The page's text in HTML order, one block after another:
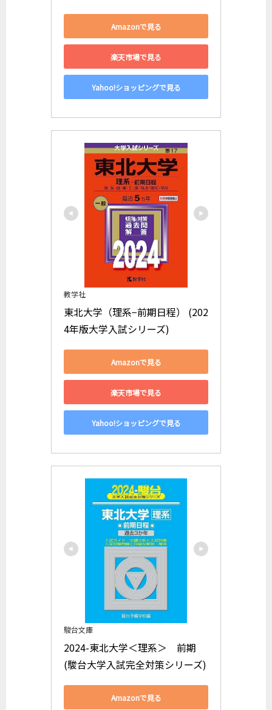
Amazonで見る
楽天市場で見る
Yahoo!ショッピングで見る
教学社
東北大学（理系−前期日程） (202
4年版大学入試シリーズ)
Amazonで見る
楽天市場で見る
Yahoo!ショッピングで見る
駿台文庫
2024-東北大学＜理系＞　前期
(駿台大学入試完全対策シリーズ)
Amazonで見る